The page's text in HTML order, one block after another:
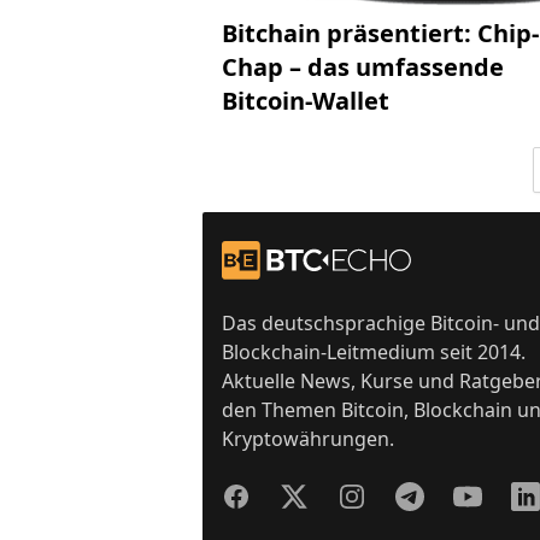
Bitchain präsentiert: Chip-
Chap – das umfassende
Bitcoin-Wallet
Zur Startseite
Das deutschsprachige Bitcoin- und
Blockchain-Leitmedium seit 2014.
Aktuelle News, Kurse und
den Themen Bitcoin, Blockchain
Kryptowährungen.
FacebookTwitterInstagramTelegramYouTube